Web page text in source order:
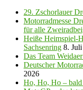
29. Zschorlauer
Motorradmesse
für alle
Heiße Heimspiel-
Sachsenring 8.
Das Team
Deutscher
2026
Ho, Ho, Ho – bald